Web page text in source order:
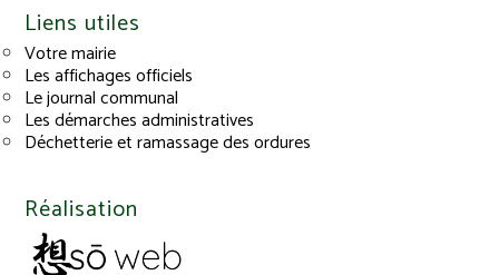
Liens utiles
Votre mairie
Les affichages officiels
Le journal communal
Les démarches administratives
Déchetterie et ramassage des ordures
Réalisation